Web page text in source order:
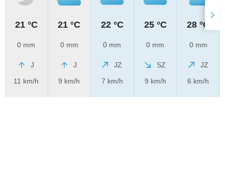
21 °C
0 mm
J
11 km/h
21 °C
0 mm
J
9 km/h
22 °C
0 mm
JZ
7 km/h
25 °C
0 mm
SZ
9 km/h
28 °C
0 mm
JZ
6 km/h